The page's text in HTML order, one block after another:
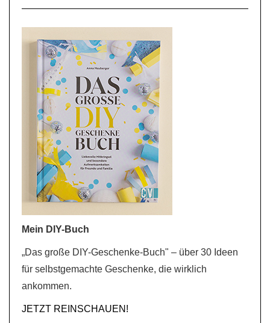
Mein DIY-Buch
„Das große DIY-Geschenke-Buch" – über 30 Ideen
für selbstgemachte Geschenke, die wirklich
ankommen.
JETZT REINSCHAUEN!